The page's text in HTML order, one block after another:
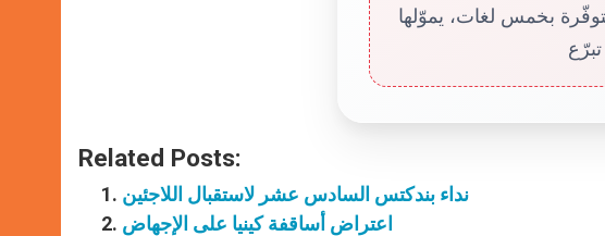
بخمس لغات، يموّلها
Related Posts:
نداء بندكتس السادس عشر لاستقبال اللاجئين
اعتراض أساقفة كينيا على الإجهاض